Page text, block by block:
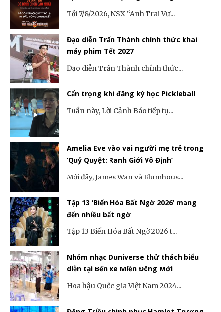
Tối 7/8/2026, NSX “Anh Trai Vư...
Đạo diễn Trấn Thành chính thức khai
máy phim Tết 2027
Đạo diễn Trấn Thành chính thức...
Cẩn trọng khi đăng ký học Pickleball
Tuần này, Lời Cảnh Báo tiếp tụ...
Amelia Eve vào vai người mẹ trẻ trong
‘Quỷ Quyệt: Ranh Giới Vô Định’
Mới đây, James Wan và Blumhous...
Tập 13 ‘Biến Hóa Bất Ngờ 2026’ mang
đến nhiều bất ngờ
Tập 13 Biến Hóa Bất Ngờ 2026 t...
Nhóm nhạc Duniverse thử thách biểu
diễn tại Bến xe Miền Đông Mới
Hoa hậu Quốc gia Việt Nam 2024...